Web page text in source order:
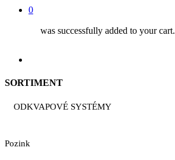
0
was successfully added to your cart.
SORTIMENT
ODKVAPOVÉ SYSTÉMY
Pozink